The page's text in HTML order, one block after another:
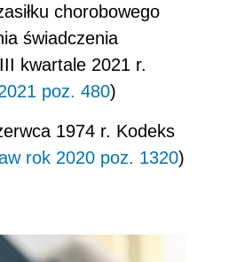
chorobowego
świadczenia
kwartale 2021 r.
poz. 480)
1974 r. Kodeks
rok 2020 poz. 1320)